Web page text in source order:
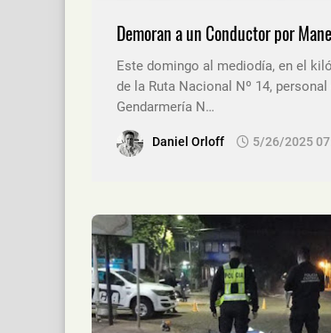
Demoran a un Conductor por
Este domingo al mediodía, en el
de la Ruta Nacional Nº 14, personal
Gendarmería N…
Daniel Orloff 5/26/2025